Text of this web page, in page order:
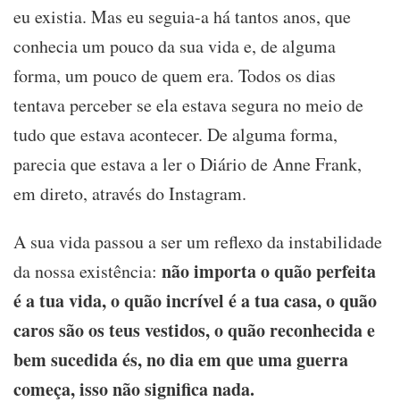
eu existia. Mas eu seguia-a há tantos anos, que
conhecia um pouco da sua vida e, de alguma
forma, um pouco de quem era. Todos os dias
tentava perceber se ela estava segura no meio de
tudo que estava acontecer. De alguma forma,
parecia que estava a ler o Diário de Anne Frank,
em direto, através do Instagram.
A sua vida passou a ser um reflexo da instabilidade
da nossa existência: não importa o quão perfeita
é a tua vida, o quão incrível é a tua casa, o quão
caros são os teus vestidos, o quão reconhecida e
bem sucedida és, no dia em que uma guerra
começa, isso não significa nada.